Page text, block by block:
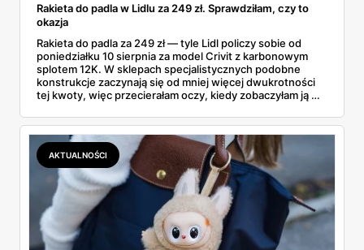
Rakieta do padla w Lidlu za 249 zł. Sprawdziłam, czy to
okazja
Rakieta do padla za 249 zł — tyle Lidl policzy sobie od
poniedziałku 10 sierpnia za model Crivit z karbonowym
splotem 12K. W sklepach specjalistycznych podobne
konstrukcje zaczynają się od mniej więcej dwukrotności
tej kwoty, więc przecierałam oczy, kiedy zobaczyłam ją w
najszybciej rosnący sport w Polsce: kortów przybywa
lawinowo, a chętnych jeszcze szybciej. Sprawdziłam, co
dokładnie dostajemy za te pieniądze i komu taka rakieta
faktycznie wystarczy.
AKTUALNOŚCI